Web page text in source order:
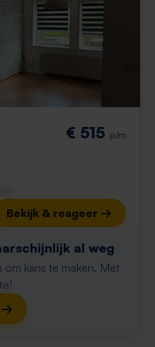
€ 515 p/m
Bekijk & reageer →
al weg
om kans te maken. Met
→